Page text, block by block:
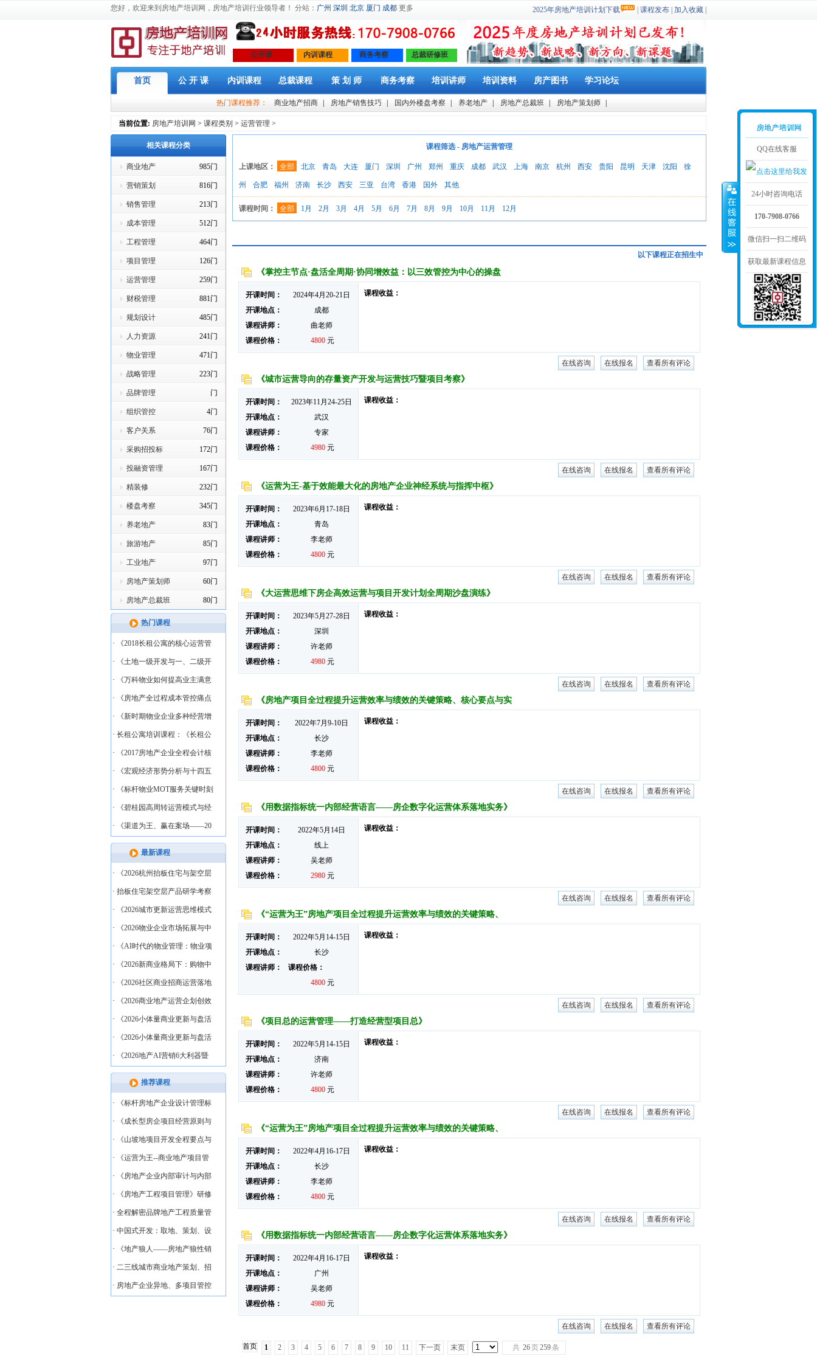
您好，欢迎来到房地产培训网，房地产培训行业领导者！ 分站： 广州 深圳 北京 厦门 成都 更多 2025年房地产培训计划下载 课程发布 加入收藏
公开课 内训课程 商务考察 总裁研修班
首页 公 开 课 内训课程 总裁课程 策 划 师 商务考察 培训讲师 培训资料 房产图书 学习论坛
热门课程推荐： 商业地产招商 房地产销售技巧 国内外楼盘考察 养老地产 房地产总裁班 房地产策划师
当前位置: 房地产培训网 > 课程类别 > 运营管理 >
相关课程分类
商业地产 985门
营销策划 816门
销售管理 213门
成本管理 512门
工程管理 464门
项目管理 126门
运营管理 259门
财税管理 881门
规划设计 485门
人力资源 241门
物业管理 471门
战略管理 223门
品牌管理 门
组织管控 4门
客户关系 76门
采购招投标 172门
投融资管理 167门
精装修 232门
楼盘考察 345门
养老地产 83门
旅游地产 85门
工业地产 97门
房地产策划师 60门
房地产总裁班 80门
热门课程
· 《2018长租公寓的核心运营管
· 《土地一级开发与一、二级开
· 《万科物业如何提高业主满意
· 《房地产全过程成本管控痛点
· 《新时期物业企业多种经营增
· 长租公寓培训课程：《长租公
· 《2017房地产企业全程会计核
· 《宏观经济形势分析与十四五
· 《标杆物业MOT服务关键时刻
· 《碧桂园高周转运营模式与经
· 《渠道为王、赢在案场——20
最新课程
· 《2026杭州抬板住宅与架空层
· 抬板住宅架空层产品研学考察
· 《2026城市更新运营思维模式
· 《2026物业企业市场拓展与中
· 《AI时代的物业管理：物业项
· 《2026新商业格局下：购物中
· 《2026社区商业招商运营落地
· 《2026商业地产运营企划创效
· 《2026小体量商业更新与盘活
· 《2026小体量商业更新与盘活
· 《2026地产AI营销6大利器暨
推荐课程
· 《标杆房地产企业设计管理标
· 《成长型房企项目经营原则与
· 《山坡地项目开发全程要点与
· 《运营为王--商业地产项目管
· 《房地产企业内部审计与内部
· 《房地产工程项目管理》研修
· 全程解密品牌地产工程质量管
· 中国式开发：取地、策划、设
· 《地产狼人——房地产狼性销
· 二三线城市商业地产策划、招
· 房地产企业异地、多项目管控
课程筛选 - 房地产运营管理
上课地区： 全部 北京 青岛 大连 厦门 深圳 广州 郑州 重庆 成都 武汉 上海 南京 杭州 西安 贵阳 昆明 天津 沈阳 徐
州 合肥 福州 济南 长沙 西安 三亚 台湾 香港 国外 其他
课程时间： 全部 1月 2月 3月 4月 5月 6月 7月 8月 9月 10月 11月 12月
以下课程正在招生中
《掌控主节点·盘活全周期·协同增效益：以三效管控为中心的操盘
开课时间：
2024年4月20-21日
开课地点：
成都
课程讲师：
曲老师
课程价格：
4800 元
课程收益：
查看所有评论
在线报名
在线咨询
《城市运营导向的存量资产开发与运营技巧暨项目考察》
开课时间：
2023年11月24-25日
开课地点：
武汉
课程讲师：
专家
课程价格：
4980 元
课程收益：
查看所有评论
在线报名
在线咨询
《运营为王-基于效能最大化的房地产企业神经系统与指挥中枢》
开课时间：
2023年6月17-18日
开课地点：
青岛
课程讲师：
李老师
课程价格：
4800 元
课程收益：
查看所有评论
在线报名
在线咨询
《大运营思维下房企高效运营与项目开发计划全周期沙盘演练》
开课时间：
2023年5月27-28日
开课地点：
深圳
课程讲师：
许老师
课程价格：
4980 元
课程收益：
查看所有评论
在线报名
在线咨询
《房地产项目全过程提升运营效率与绩效的关键策略、核心要点与实
开课时间：
2022年7月9-10日
开课地点：
长沙
课程讲师：
李老师
课程价格：
4800 元
课程收益：
查看所有评论
在线报名
在线咨询
《用数据指标统一内部经营语言——房企数字化运营体系落地实务》
开课时间：
2022年5月14日
开课地点：
线上
课程讲师：
吴老师
课程价格：
2980 元
课程收益：
查看所有评论
在线报名
在线咨询
《“运营为王”房地产项目全过程提升运营效率与绩效的关键策略、
开课时间：
2022年5月14-15日
开课地点：
长沙
课程讲师：
课程价格：
4800 元
课程收益：
查看所有评论
在线报名
在线咨询
《项目总的运营管理——打造经营型项目总》
开课时间：
2022年5月14-15日
开课地点：
济南
课程讲师：
许老师
课程价格：
4800 元
课程收益：
查看所有评论
在线报名
在线咨询
《“运营为王”房地产项目全过程提升运营效率与绩效的关键策略、
开课时间：
2022年4月16-17日
开课地点：
长沙
课程讲师：
李老师
课程价格：
4800 元
课程收益：
查看所有评论
在线报名
在线咨询
《用数据指标统一内部经营语言——房企数字化运营体系落地实务》
开课时间：
2022年4月16-17日
开课地点：
广州
课程讲师：
吴老师
课程价格：
4980 元
课程收益：
查看所有评论
在线报名
在线咨询
首页 1 2 3 4 5 6 7 8 9 10 11 下一页 末页 共 26页259条
QQ在线客服
24小时咨询电话
170-7908-0766
微信扫一扫二维码
获取最新课程信息